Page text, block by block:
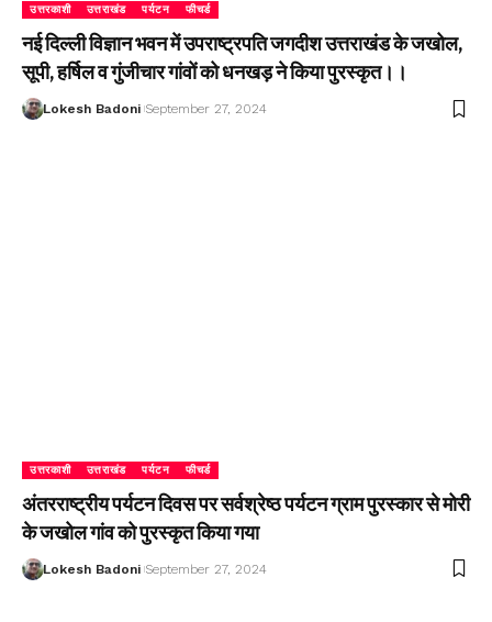
उत्तरकाशी उत्तराखंड पर्यटन फीचर्ड
नई दिल्ली विज्ञान भवन में उपराष्ट्रपति जगदीश उत्तराखंड के जखोल,
सूपी, हर्षिल व गुंजीचार गांवों को धनखड़ ने किया पुरस्कृत।।
Lokesh Badoni September 27, 2024
उत्तरकाशी उत्तराखंड पर्यटन फीचर्ड
अंतरराष्ट्रीय पर्यटन दिवस पर सर्वश्रेष्ठ पर्यटन ग्राम पुरस्कार से मोरी
के जखोल गांव को पुरस्कृत किया गया
Lokesh Badoni September 27, 2024